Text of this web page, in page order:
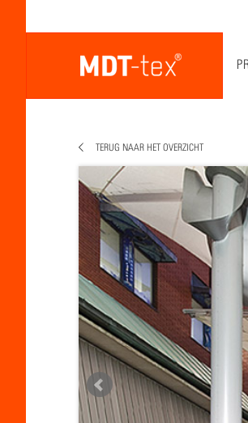
TERUG NAAR HET OVERZICHT